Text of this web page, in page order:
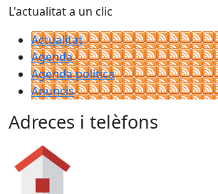
L'actualitat a un clic
Actualitat
Agenda
Agenda política
Anuncis
Adreces i telèfons